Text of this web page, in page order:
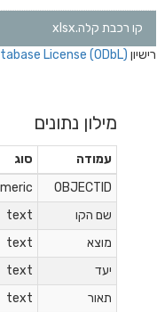
קו רכבת קלה.xlsx
רישיון License (ODbL)
מילון נתונים
עמודה סוג
OBJECTID
שם הקו
text
מוצא
text
יעד
text
תאור
text